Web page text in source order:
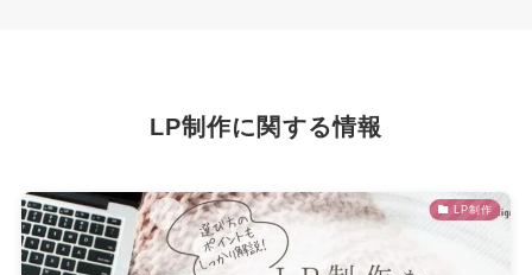
LP制作に関する情報
LP制作